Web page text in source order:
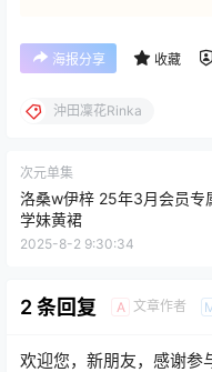
海报分享 收藏
沖田凜花Rinka
次元单集
洛桑w伊梓 25年3月会员专
学妹黄裙
2025-8-2 9:30:34
2 条回复 A 文章作者
欢迎您，新朋友，感谢参